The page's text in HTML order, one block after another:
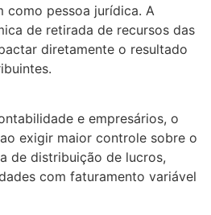
como pessoa jurídica. A
de retirada de recursos das
diretamente o resultado
e empresários, o
exigir maior controle sobre o
de distribuição de lucros,
com faturamento variável